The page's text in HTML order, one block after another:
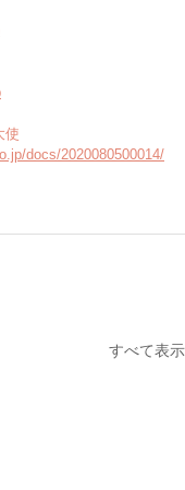
使
docs/2020080500014/
すべて表示